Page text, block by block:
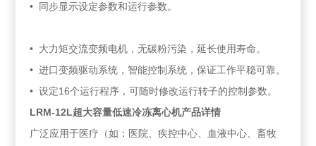
• 同步显示设定参数和运行参数。
• 大力矩交流变频电机，无碳粉污染，延长使用寿命。
• 进口变频驱动系统，智能控制系统，保证工作平稳可靠。
• 设定16个运行程序，可随时修改运行转子的控制参数。
LRM-12L超大容量低速冷冻离心机产品详情
广泛应用于医疗（如：医院、疾控中心、血液中心、畜牧